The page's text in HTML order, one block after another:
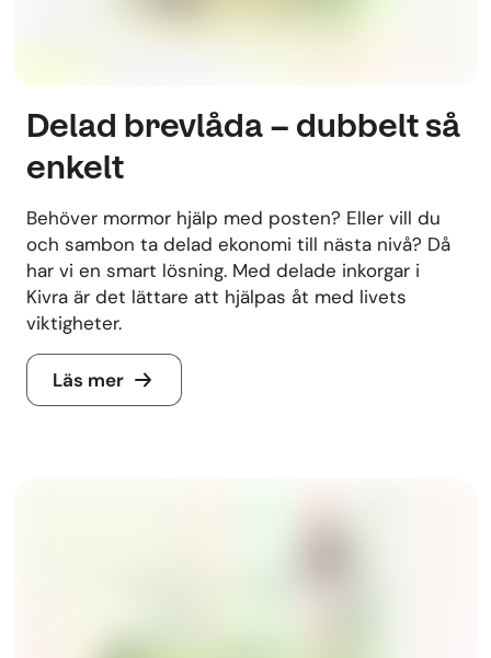
Delad brevlåda – dubbelt så
enkelt
Behöver mormor hjälp med posten? Eller vill du
och sambon ta delad ekonomi till nästa nivå? Då
har vi en smart lösning. Med delade inkorgar i
Kivra är det lättare att hjälpas åt med livets
viktigheter.
Läs mer